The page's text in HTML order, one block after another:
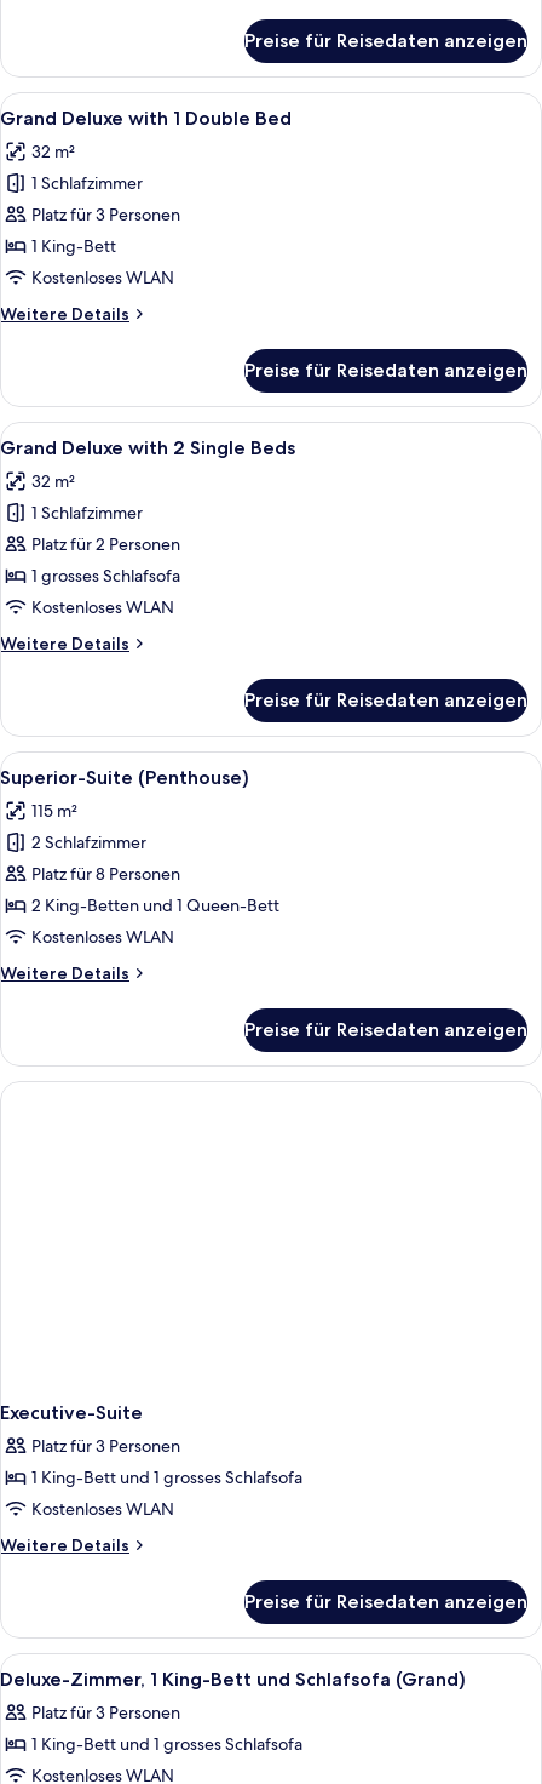
Suite,
1 King-
Bett
Schlafsofa
Preise für Reisedaten anzeigen
Alle
Fotos
für
Grand
Deluxe
with
1
Bed
Ein modernes Hotelbad mit einer
4
Grand Deluxe with 1 Double Bed
32 m²
1 Schlafzimmer
Platz für 3 Personen
1 King-Bett
Kostenloses WLAN
Weitere Details
Weitere
Deluxe
with
1
Bed
Preise für Reisedaten anzeigen
Alle
Fotos
für
Grand
Deluxe
with
2
Beds
Ein modernes Hotelbad mit einer
5
Grand Deluxe with 2 Single Beds
32 m²
1 Schlafzimmer
Platz für 2 Personen
1 grosses Schlafsofa
Kostenloses WLAN
Weitere Details
Weitere
Deluxe
with
2
Single
Beds
Preise für Reisedaten anzeigen
Alle
Fotos
für
Superior-
Suite
(Penthouse)
anzeigen
6
Superior-Suite (Penthouse)
115 m²
2 Schlafzimmer
Platz für 8 Personen
2 King-Betten und 1 Queen-Bett
Kostenloses WLAN
Weitere Details
Weitere
Suite
(Penthouse)
Preise für Reisedaten anzeigen
Executive-Suite
Platz für 3 Personen
1 King-Bett und 1 grosses Schlafsofa
Kostenloses WLAN
Weitere Details
Weitere
Suite
Preise für Reisedaten anzeigen
Alle
Fotos
für
Deluxe-
Zimmer,
Zimmersafe, Schreibtisch,
3
Deluxe-Zimmer, 1 King-Bett und Schlafsofa (Grand)
Platz für 3 Personen
1 King-Bett und 1 grosses Schlafsofa
Kostenloses WLAN